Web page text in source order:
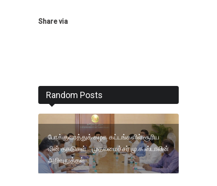
Share via
Random Posts
போக்குவரத்துக் கழக கட்டங்களில் சூரிய
மின் தகடுகள்... முதலமைச்சர் மு.க.ஸ்டாலின்
அறிவுறுத்தல்...